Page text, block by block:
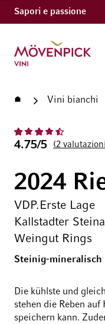
Sapori e passione
Vai alla Home Page
Home Vini bianchi
4.75/5 2 valutazioni
2024
VDP.Erste Lage
Kallstadter
Weingut Rings
Steinig-mineralisch
Die kühlste und
stehen die Reben
speichern kann.